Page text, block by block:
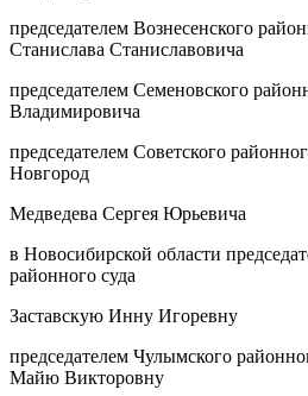
председателем Вознесенского
Станислава Станиславовича
председателем Семеновского
Владимировича
председателем Советского
Новгород
Медведева Сергея Юрьевича
в Новосибирской области
районного суда
Заставскую Инну Игоревну
председателем Чулымского
Майю Викторовну